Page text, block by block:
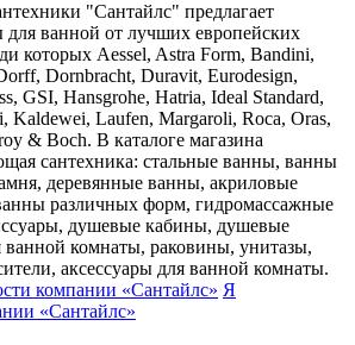
"Сантайлс" предлагает
для ванной от лучших европейских
которых Aessel, Astra Form, Bandini,
Dornbracht, Duravit, Eurodesign,
GSI, Hansgrohe, Hatria, Ideal Standard,
Kaldewei, Laufen, Margaroli, Roca, Oras,
& Boch. В каталоге магазина
сантехника: стальные ванны, ванны
деревянные ванны, акриловые
различных форм, гидромассажные
душевые кабины, душевые
комнаты, раковины, унитазы,
аксессуары для ванной комнаты.
компании «Сантайлс» Я
«Сантайлс»